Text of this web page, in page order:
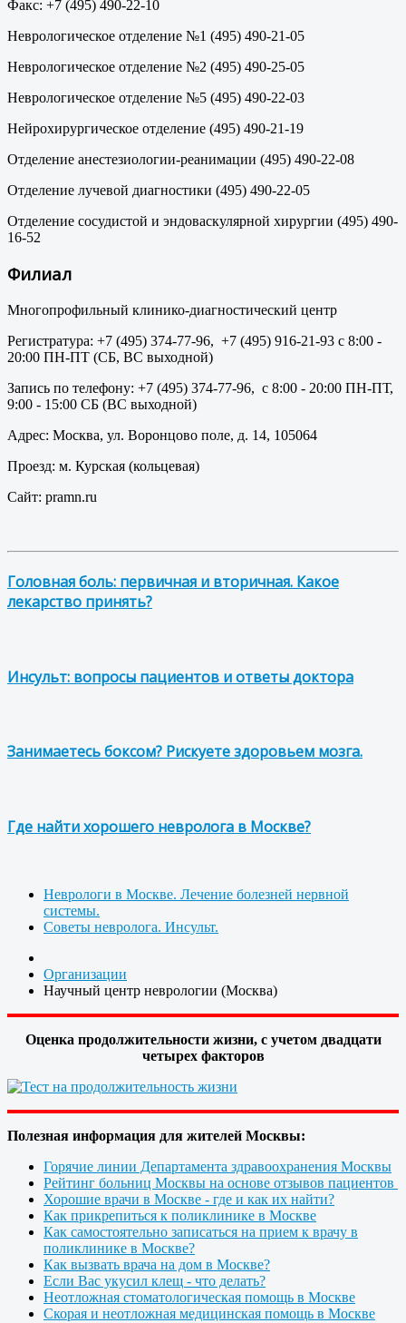
Факс: +7 (495) 490-22-10
Неврологическое отделение №1 (495) 490-21-05
Неврологическое отделение №2 (495) 490-25-05
Неврологическое отделение №5 (495) 490-22-03
Нейрохирургическое отделение (495) 490-21-19
Отделение анестезиологии-реанимации (495) 490-22-08
Отделение лучевой диагностики (495) 490-22-05
Отделение сосудистой и эндоваскулярной хирургии (495) 490-
16-52
Филиал
Многопрофильный клинико-диагностический центр
Регистратура: +7 (495) 374-77-96, +7 (495) 916-21-93 с 8:00 -
20:00 ПН-ПТ (СБ, ВС выходной)
Запись по телефону: +7 (495) 374-77-96, с 8:00 - 20:00 ПН-ПТ,
9:00 - 15:00 СБ (ВС выходной)
Адрес: Москва, ул. Воронцово поле, д. 14, 105064
Проезд: м. Курская (кольцевая)
Сайт: pramn.ru
Головная боль: первичная и вторичная. Какое
лекарство принять?
Инсульт: вопросы пациентов и ответы доктора
Занимаетесь боксом? Рискуете здоровьем мозга.
Где найти хорошего невролога в Москве?
Неврологи в Москве. Лечение болезней нервной
системы.
Советы невролога. Инсульт.
Организации
Научный центр неврологии (Москва)
Оценка продолжительности жизни, с учетом двадцати
четырех факторов
Полезная информация для жителей Москвы:
Горячие линии Департамента здравоохранения Москвы
Рейтинг больниц Москвы на основе отзывов пациентов
Хорошие врачи в Москве - где и как их найти?
Как прикрепиться к поликлинике в Москве
Как самостоятельно записаться на прием к врачу в
поликлинике в Москве?
Как вызвать врача на дом в Москве?
Если Вас укусил клещ - что делать?
Неотложная стоматологическая помощь в Москве
Скорая и неотложная медицинская помощь в Москве